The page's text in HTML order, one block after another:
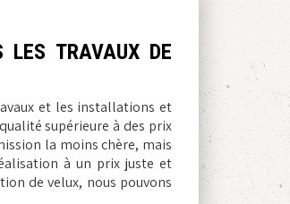
LES TRAVAUX DE
et les installations et
supérieure à des prix
la moins chère, mais
à un prix juste et
de velux, nous pouvons